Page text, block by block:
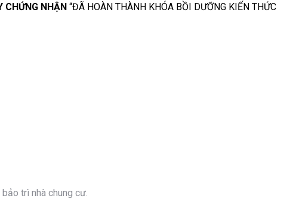
CHỨNG NHẬN “ĐÃ HOÀN THÀNH KHÓA BỒI DƯỠNG KIẾN THỨC
trì nhà chung cư.